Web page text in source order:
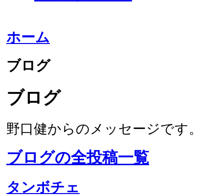
ホーム
ブログ
ブログ
野口健からのメッセージです。
ブログの全投稿一覧
タンボチェ